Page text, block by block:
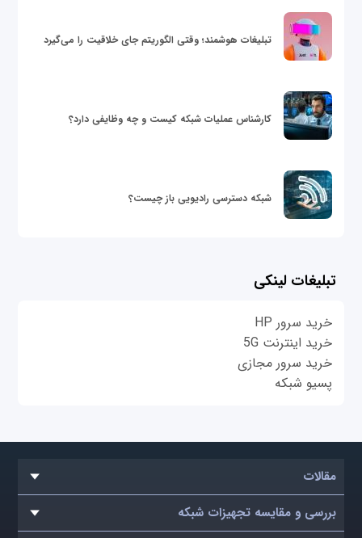
تبلیغات هوشمند؛ وقتی الگوریتم جای خلاقیت را می‌گیرد
کارشناس عملیات شبکه کیست و چه وظایفی دارد؟
شبکه دسترسی رادیویی باز چیست؟
تبلیغات لینکی
خرید سرور HP
خرید اینترنت 5G
خرید سرور مجازی
پسیو شبکه
مقالات
بررسی و مقایسه تجهیزات شبکه